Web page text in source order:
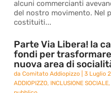
alcuni commercianti
del nostro movimento. Nel
costituiti...
Parte Via Libera! la
fondi per
nuova area di
daComitato Addiopizzo |3 Luglio
ADDIOPIZZO, INCLUSIONE SOCIALE,